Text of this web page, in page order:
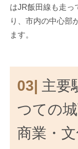
はJR飯田線も走っ
り、市内の中心部
ます。
03| 主要
つての
商業・